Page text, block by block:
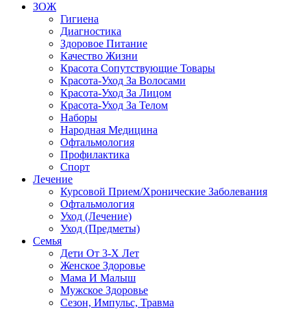
ЗОЖ
Гигиена
Диагностика
Здоровое Питание
Качество Жизни
Красота Сопутствующие Товары
Красота-Уход За Волосами
Красота-Уход За Лицом
Красота-Уход За Телом
Наборы
Народная Медицина
Офтальмология
Профилактика
Спорт
Лечение
Курсовой Прием/Хронические Заболевания
Офтальмология
Уход (Лечение)
Уход (Предметы)
Семья
Дети От 3-Х Лет
Женское Здоровье
Мама И Малыш
Мужское Здоровье
Сезон, Импульс, Травма